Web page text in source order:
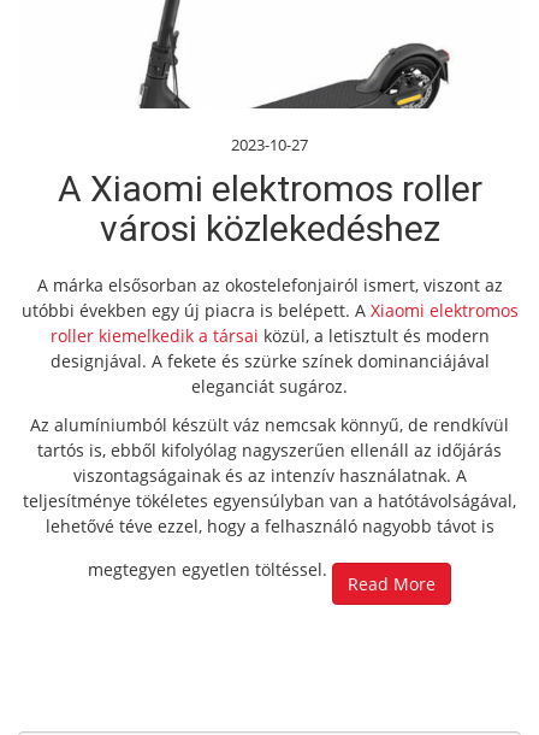
2023-10-27
A Xiaomi elektromos roller
városi közlekedéshez
A márka elsősorban az okostelefonjairól ismert, viszont az
utóbbi években egy új piacra is belépett. A Xiaomi elektromos
roller kiemelkedik a társai közül, a letisztult és modern
designjával. A fekete és szürke színek dominanciájával
eleganciát sugároz.
Az alumíniumból készült váz nemcsak könnyű, de rendkívül
tartós is, ebből kifolyólag nagyszerűen ellenáll az időjárás
viszontagságainak és az intenzív használatnak. A
teljesítménye tökéletes egyensúlyban van a hatótávolságával,
lehetővé téve ezzel, hogy a felhasználó nagyobb távot is
megtegyen egyetlen töltéssel.
Read More